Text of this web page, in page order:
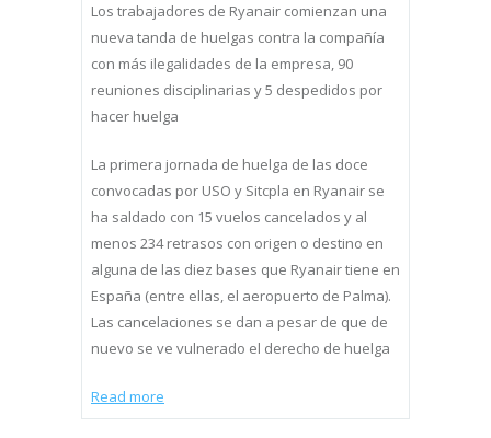
Los trabajadores de Ryanair comienzan una
nueva tanda de huelgas contra la compañía
con más ilegalidades de la empresa, 90
reuniones disciplinarias y 5 despedidos por
hacer huelga
La primera jornada de huelga de las doce
convocadas por USO y Sitcpla en Ryanair se
ha saldado con 15 vuelos cancelados y al
menos 234 retrasos con origen o destino en
alguna de las diez bases que Ryanair tiene en
España (entre ellas, el aeropuerto de Palma).
Las cancelaciones se dan a pesar de que de
nuevo se ve vulnerado el derecho de huelga
Read more